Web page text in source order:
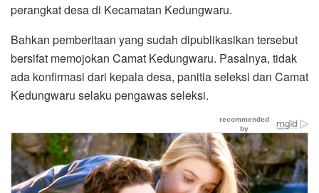
perangkat desa di Kecamatan Kedungwaru.
Bahkan pemberitaan yang sudah dipublikasikan tersebut
bersifat memojokan Camat Kedungwaru. Pasalnya, tidak
ada konfirmasi dari kepala desa, panitia seleksi dan Camat
Kedungwaru selaku pengawas seleksi.